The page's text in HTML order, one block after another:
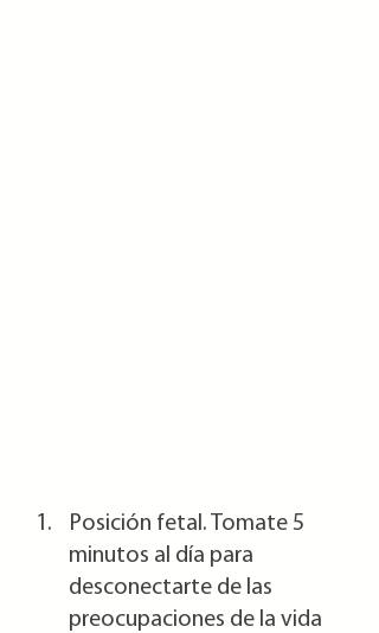
Posición fetal. Tomate 5
minutos al día para
desconectarte de las
preocupaciones de la vida